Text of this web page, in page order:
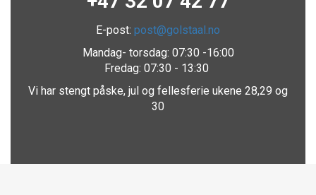
E-post: post@golstaal.no
Mandag- torsdag: 07:30 -16:00
Fredag: 07:30 - 13:30
Vi har stengt påske, jul og fellesferie ukene 28,29 og
30